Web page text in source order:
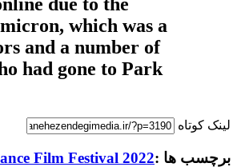
due to the
which was a
and a number of
had gone to Park
لینک کوتاه
برچسب ها :2022 Sundance Film Festival